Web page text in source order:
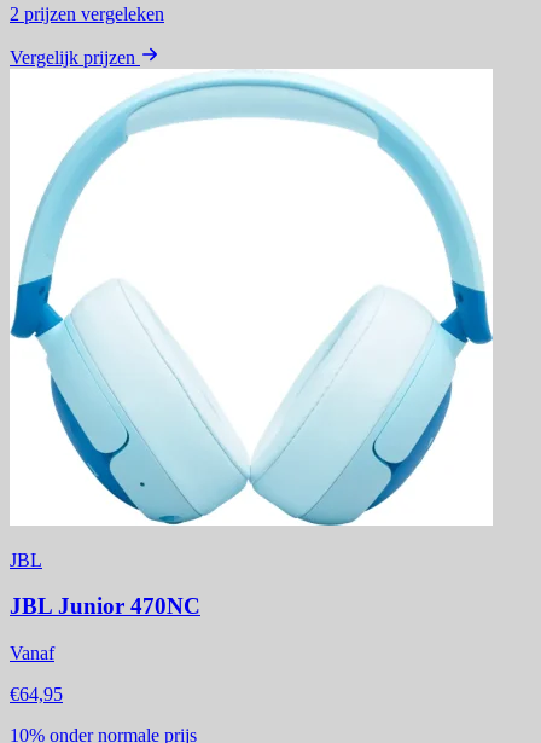
2 prijzen vergeleken
Vergelijk prijzen
JBL
JBL Junior 470NC
Vanaf
€64,95
10% onder normale prijs